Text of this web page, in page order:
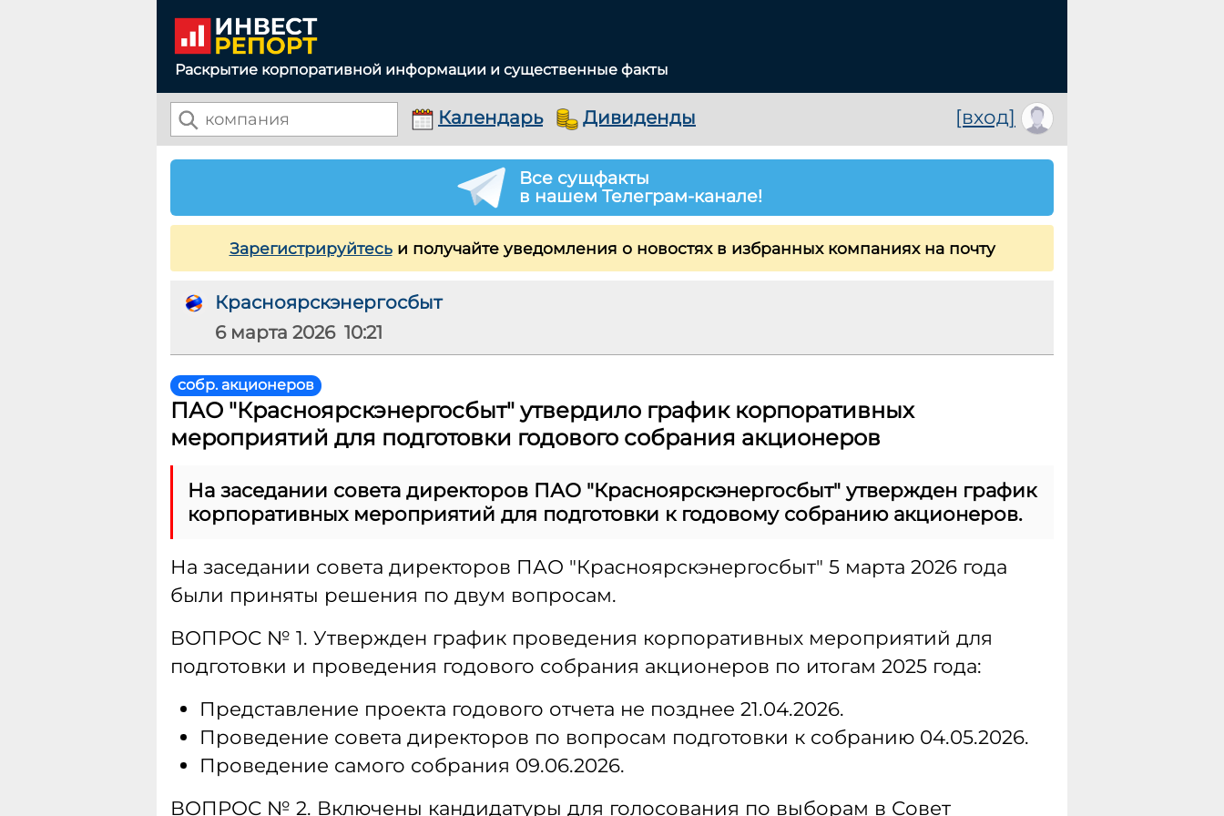
Раскрытие корпоративной информации и существенные факты
Календарь Дивиденды [вход]
Все сущфакты
в нашем Телеграм-канале!
Зарегистрируйтесьи получайте уведомления о новостях в избранных компаниях на почту
Красноярскэнергосбыт
6 марта 2026 10:21
собр. акционеров
ПАО "Красноярскэнергосбыт" утвердило график корпоративных
мероприятий для подготовки годового собрания акционеров
На заседании совета директоров ПАО "Красноярскэнергосбыт" утвержден график
корпоративных мероприятий для подготовки к годовому собранию акционеров.
На заседании совета директоров ПАО "Красноярскэнергосбыт" 5 марта 2026 года
были приняты решения по двум вопросам.
ВОПРОС № 1. Утвержден график проведения корпоративных мероприятий для
подготовки и проведения годового собрания акционеров по итогам 2025 года:
Представление проекта годового отчета не позднее 21.04.2026.
Проведение совета директоров по вопросам подготовки к собранию 04.05.2026.
Проведение самого собрания 09.06.2026.
ВОПРОС № 2. Включены кандидатуры для голосования по выборам в Совет